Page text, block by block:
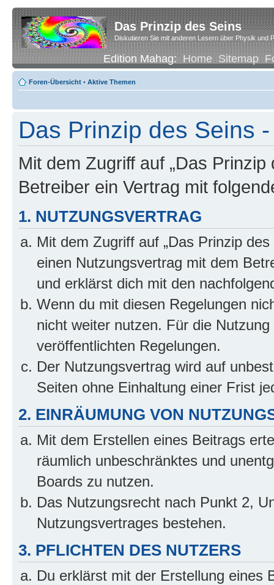
Das Prinzip des Seins
Diskutieren Sie mit anderen Lesern über Physik und
Edition Mahag:Home Sitemap
Foren-Übersicht • Aktive Themen
Das Prinzip des Seins
Mit dem Zugriff auf „Das
Betreiber ein Vertrag mit
1. NUTZUNGSVERTRAG
Mit dem Zugriff auf „Das Prinzip
einen Nutzungsvertrag mit dem
und erklärst dich mit den
Wenn du mit diesen Regelungen
nicht weiter nutzen. Für die
veröffentlichten Regelungen.
Der Nutzungsvertrag wird auf
Seiten ohne Einhaltung einer Frist
2. EINRÄUMUNG VON
Mit dem Erstellen eines Beitrags
räumlich unbeschränktes und
Boards zu nutzen.
Das Nutzungsrecht nach Punkt 2,
Nutzungsvertrages bestehen.
3. PFLICHTEN DES NUTZERS
Du erklärst mit der Erstellung eines